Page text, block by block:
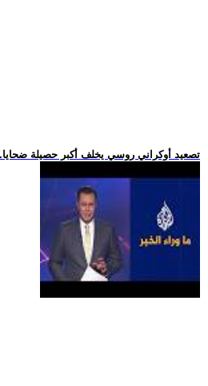
.. تصعيد أوكراني روسي يخلف أكبر حصيلة ضحايا..